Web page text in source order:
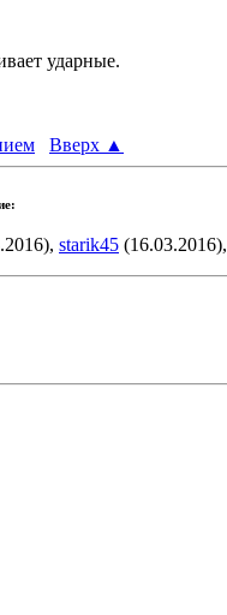
ударные.
Вверх ▲
starik45 (16.03.2016),